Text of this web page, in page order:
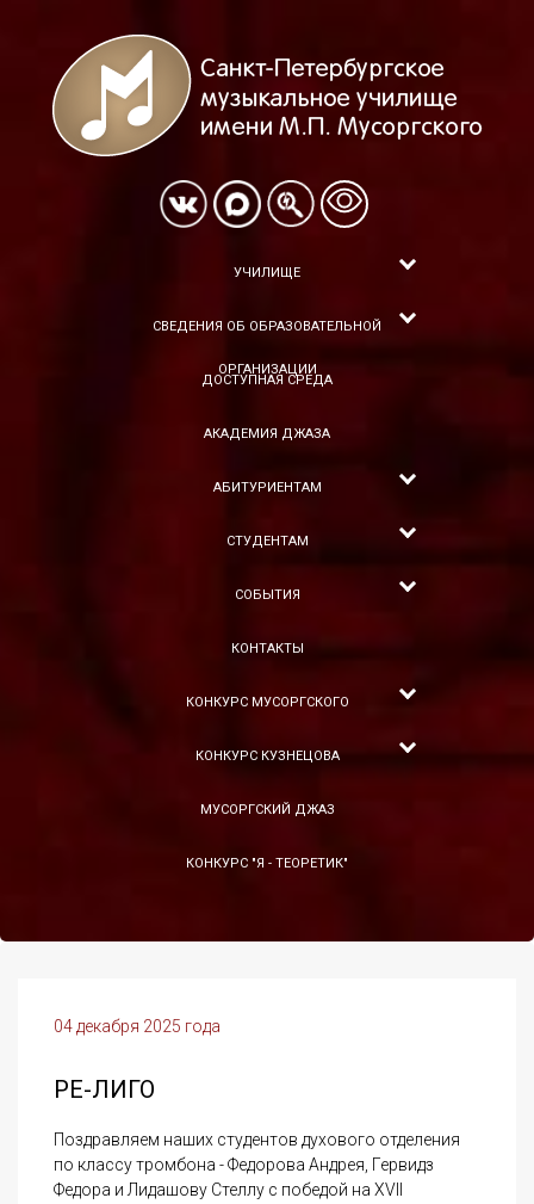
УЧИЛИЩЕ
СВЕДЕНИЯ ОБ ОБРАЗОВАТЕЛЬНОЙ
ОРГАНИЗАЦИИ
ДОСТУПНАЯ СРЕДА
АКАДЕМИЯ ДЖАЗА
АБИТУРИЕНТАМ
СТУДЕНТАМ
СОБЫТИЯ
КОНТАКТЫ
КОНКУРС МУСОРГСКОГО
КОНКУРС КУЗНЕЦОВА
МУСОРГСКИЙ ДЖАЗ
КОНКУРС "Я - ТЕОРЕТИК"
04 декабря 2025 года
РЕ-ЛИГО
Поздравляем наших студентов духового отделения
по классу тромбона - Федорова Андрея, Гервидз
Федора и Лидашову Стеллу с победой на XVII